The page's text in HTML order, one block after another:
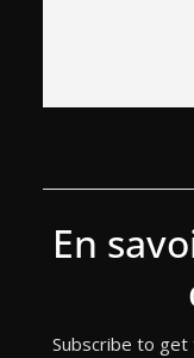
En
Subscribe to